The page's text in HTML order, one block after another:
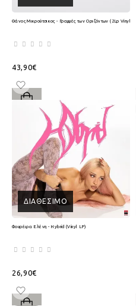
Θάνος Μικρούτσικος - Γραμμές των Οριζόντων (2Lp Vinyl)
43,90€
ΔΙΑΘΈΣΙΜΟ
Φουρέιρα Ελένη - Hybrid (Vinyl LP)
26,90€